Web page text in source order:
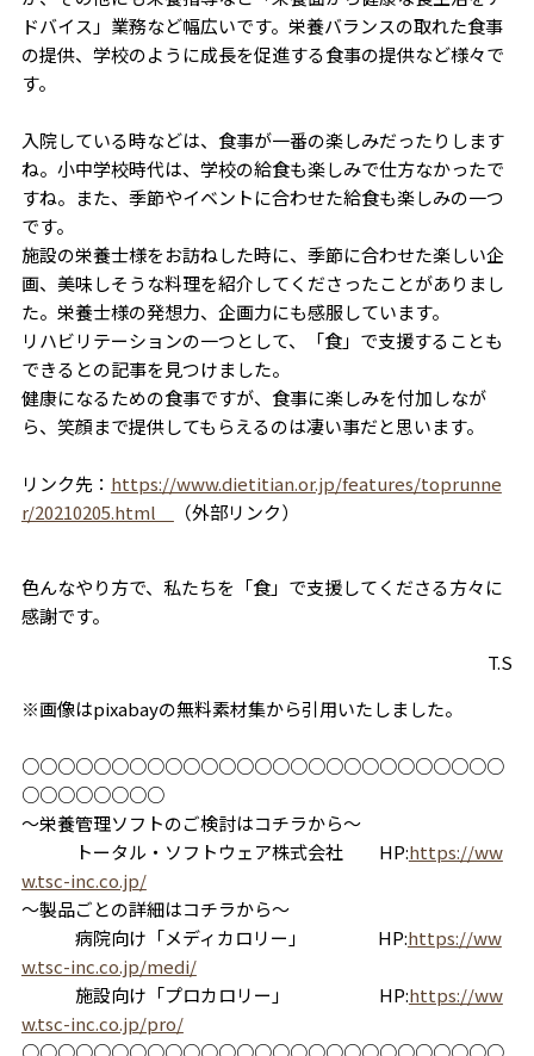
ドバイス」業務など幅広いです。栄養バランスの取れた食事
の提供、学校のように成長を促進する食事の提供など様々で
す。
入院している時などは、食事が一番の楽しみだったりします
ね。小中学校時代は、学校の給食も楽しみで仕方なかったで
すね。また、季節やイベントに合わせた給食も楽しみの一つ
です。
施設の栄養士様をお訪ねした時に、季節に合わせた楽しい企
画、美味しそうな料理を紹介してくださったことがありまし
た。栄養士様の発想力、企画力にも感服しています。
リハビリテーションの一つとして、「食」で支援することも
できるとの記事を見つけました。
健康になるための食事ですが、食事に楽しみを付加しなが
ら、笑顔まで提供してもらえるのは凄い事だと思います。
リンク先： https://www.dietitian.or.jp/features/toprunne
r/20210205.html
（外部リンク）
色んなやり方で、私たちを「食」で支援してくださる方々に
感謝です。
T.S
※画像はpixabayの無料素材集から引用いたしました。
○○○○○○○○○○○○○○○○○○○○○○○○○○○
○○○○○○○○
～栄養管理ソフトのご検討はコチラから～
トータル・ソフトウェア株式会社 HP:https://ww
w.tsc-inc.co.jp/
～製品ごとの詳細はコチラから～
病院向け「メディカロリー」 HP:https://ww
w.tsc-inc.co.jp/medi/
施設向け「プロカロリー」 HP:https://ww
w.tsc-inc.co.jp/pro/